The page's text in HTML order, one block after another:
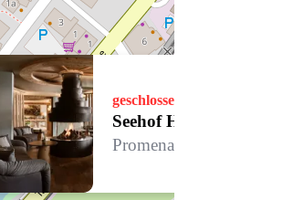
geschlossen
Seehof Hotelbar, Seehof
Promenade 159, 7260